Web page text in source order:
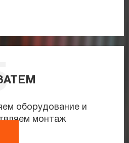
оборудование и
монтаж